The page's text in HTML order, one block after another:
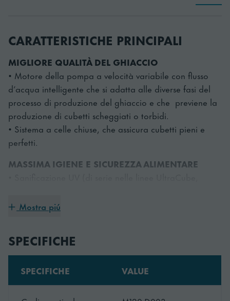
CARATTERISTICHE PRINCIPALI
MIGLIORE QUALITÀ DEL GHIACCIO
• Motore della pompa a velocità variabile con flusso
d’acqua intelligente che si adatta alle diverse fasi del
processo di produzione del ghiaccio e che previene la
produzione di cubetti scheggiati o torbidi.
• Sistema a celle chiuse, che assicura cubetti pieni e
perfetti.
MASSIMA IGIENE E SICUREZZA ALIMENTARE
FlexiCube)
• Il circuito chiuso dell’acqua garantisce la massima
processo di produzione
MASSIMA ACCESSIBILITÁ
• Notifica di pulizia del circuito dell’acqua e del
Mostra piú
SPECIFICHE
SPECIFICHE VALUE